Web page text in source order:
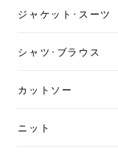
ジャケット･スーツ
シャツ･ブラウス
カットソー
ニット